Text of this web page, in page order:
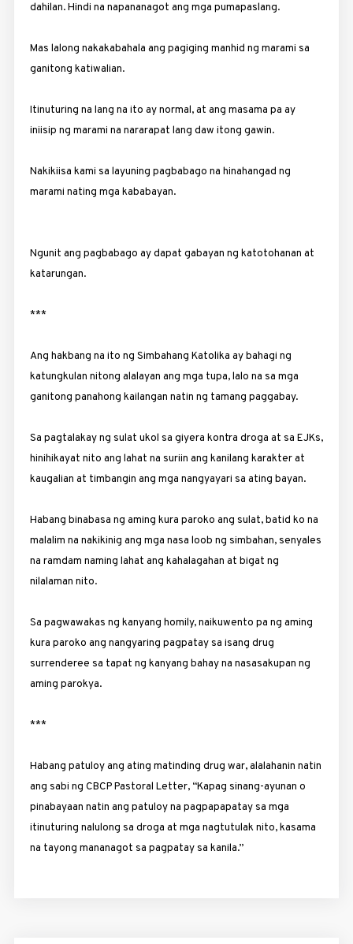
dahilan. Hindi na napananagot ang mga pumapaslang.
Mas lalong nakakabahala ang pagiging manhid ng marami sa
ganitong katiwalian.
Itinuturing na lang na ito ay normal, at ang masama pa ay
iniisip ng marami na nararapat lang daw itong gawin.
Nakikiisa kami sa layuning pagbabago na hinahangad ng
marami nating mga kababayan.
Ngunit ang pagbabago ay dapat gabayan ng katotohanan at
katarungan.
***
Ang hakbang na ito ng Simbahang Katolika ay bahagi ng
katungkulan nitong alalayan ang mga tupa, lalo na sa mga
ganitong panahong kailangan natin ng tamang paggabay.
Sa pagtalakay ng sulat ukol sa giyera kontra droga at sa EJKs,
hinihikayat nito ang lahat na suriin ang kanilang karakter at
kaugalian at timbangin ang mga nangyayari sa ating bayan.
Habang binabasa ng aming kura paroko ang sulat, batid ko na
malalim na nakikinig ang mga nasa loob ng simbahan, ­senyales
na ramdam naming lahat ang kahalagahan at bigat ng
nilalaman nito.
Sa pagwawakas ng kanyang homily, naikuwento pa ng aming
kura paroko ang nangyaring pagpatay sa isang drug
surrenderee sa tapat ng kanyang bahay na nasasakupan ng
aming parokya.
***
Habang patuloy ang ating matinding drug war, alalahanin natin
ang sabi ng CBCP Pastoral Letter, “Kapag sinang-­ayunan o
pinabayaan natin ang patuloy na pagpapapatay sa mga
itinuturing nalulong sa droga at mga nagtutulak nito, kasama
na t­ayong mananagot sa pagpatay sa kanila.”